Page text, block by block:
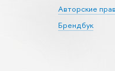
Авторские
Брендбук